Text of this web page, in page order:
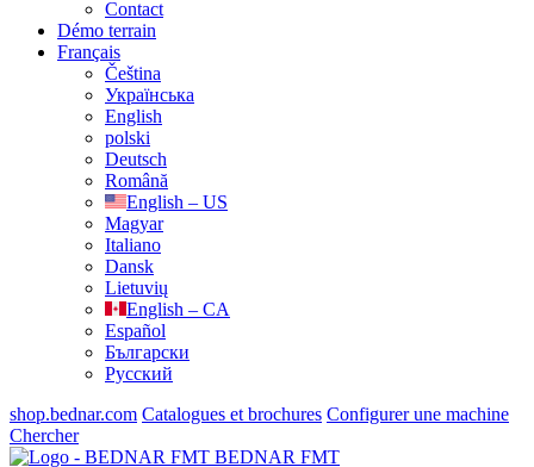
Contact
Démo terrain
Français
Čeština
Українська
English
polski
Deutsch
Română
English – US
Magyar
Italiano
Dansk
Lietuvių
English – CA
Español
Български
Русский
shop.bednar.com Catalogues et brochures Configurer une machine
Chercher
BEDNAR FMT